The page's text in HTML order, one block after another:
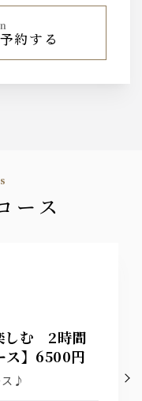
香るエール～
ー等
ュース、ジンジャ
約する
ース
しむ 2時間
ス】6500円
ス♪